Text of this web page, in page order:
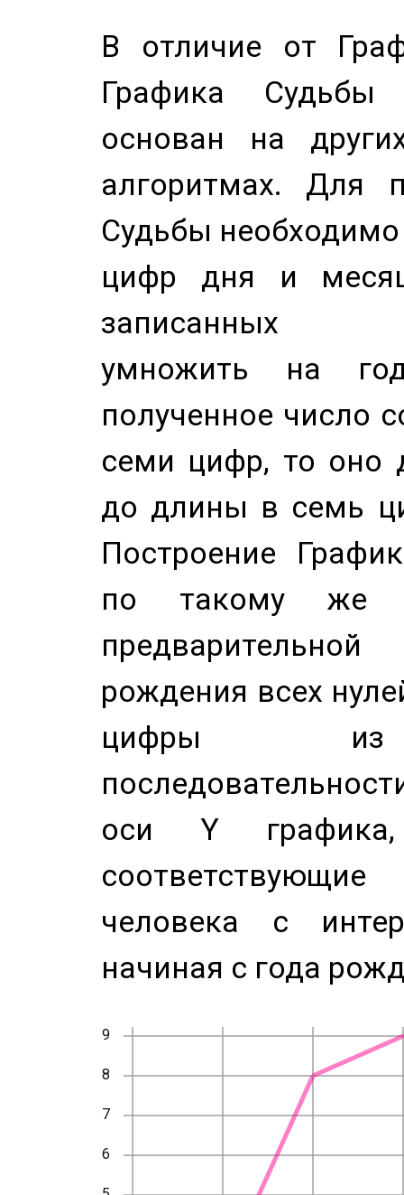
В отличие от
Графика
основан на
алгоритмах. Для
Судьбы
цифр дня и
записанных
умножить на
полученное число
семи цифр, то оно
до длины в семь
Построение
по такому же
рождения всех
цифры из
оси Y
человека с
начиная с года